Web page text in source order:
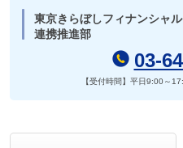
東京きらぼしフィナンシャ
連携推進部
03-
【受付時間】平日9:00～